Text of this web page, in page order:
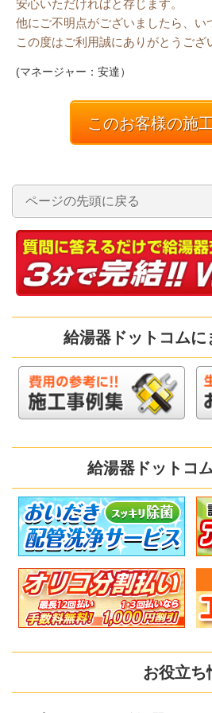
安心いただければと存じます。
他にご不明点がございましたら、い
この度はご利用誠にありがとうござ
(マネージャー：安達）
このお客様の施
ページの先頭に戻る
給湯器ドットコムに
給湯器ドットコ
お役立ち